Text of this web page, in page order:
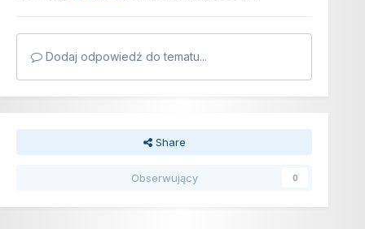
Dodaj odpowiedź do tematu...
Share
Obserwujący 0